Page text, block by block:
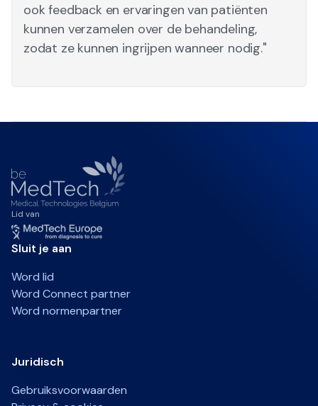
ook feedback en ervaringen van patiënten
kunnen verzamelen over de behandeling,
zodat ze kunnen ingrijpen wanneer nodig."
Lid van
Sluit je aan
Word lid
Word Connect partner
Word normenpartner
Juridisch
Gebruiksvoorwaarden